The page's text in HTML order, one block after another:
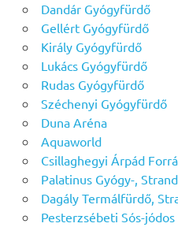
Dandár Gyógyfürdő
Gellért Gyógyfürdő
Király Gyógyfürdő
Lukács Gyógyfürdő
Rudas Gyógyfürdő
Széchenyi Gyógyfürdő
Duna Aréna
Aquaworld
Csillaghegyi Árpád
Palatinus Gyógy-,
Dagály Termálfürdő,
Pesterzsébeti Sós-